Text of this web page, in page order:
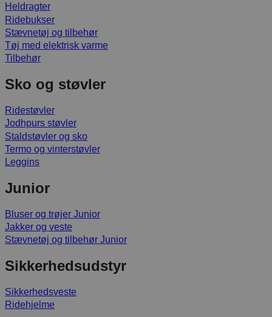
Heldragter
Ridebukser
Stævnetøj og tilbehør
Tøj med elektrisk varme
Tilbehør
Sko og støvler
Ridestøvler
Jodhpurs støvler
Staldstøvler og sko
Termo og vinterstøvler
Leggins
Junior
Bluser og trøjer Junior
Jakker og veste
Stævnetøj og tilbehør Junior
Sikkerhedsudstyr
Sikkerhedsveste
Ridehjelme